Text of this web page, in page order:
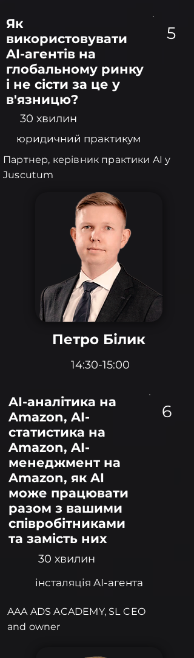
Як
використовувати
AI-агентів на
глобальному ринку
і не сісти за це у
в'язницю?
5
30 хвилин
юридичний практикум
Партнер, керівник практики AI у
Juscutum
Петро Білик
14:30-15:00
AI-аналітика на
Amazon, AI-
статистика на
Amazon, AI-
менеджмент на
Amazon, як AI
може працювати
разом з вашими
співробітниками
та замість них
6
30 хвилин
інсталяція AI-агента
AAA ADS ACADEMY, SL CEO
and owner